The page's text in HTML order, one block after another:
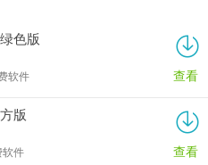
色版
软件 查看
版
软件 查看